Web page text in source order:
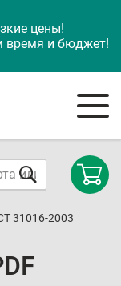
цены!
время и бюджет!
31016-2003